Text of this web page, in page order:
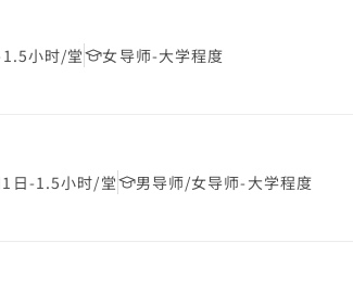
小时/堂 女导师-大学程度
日-1.5小时/堂 男导师/女导师-大学程度